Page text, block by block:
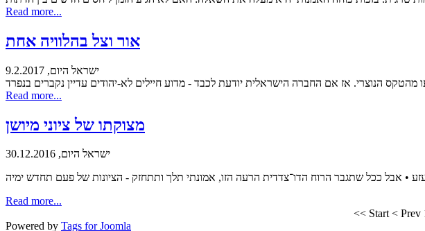
Read more...
אור וצל בהלוויה אחת
ישראל היום, 9.2.2017
Read more...
מצוקתו של ציוני מיושן
ישראל היום, 30.12.2016
• אבל ככל שתגבר הרוח הדו־צדדית הרעה הזו, אמונתי תלך ותתחזק - הציונות של פעם תחדש ימיה
Read more...
<< Start< Prev
Powered by Tags for Joomla